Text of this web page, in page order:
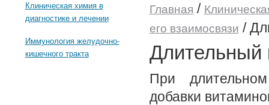
Клиническая химия в
диагностике и лечении
Иммунология желудочно-
кишечного тракта
Главная /
его взаимосвязи /
Длительный
При
добавки